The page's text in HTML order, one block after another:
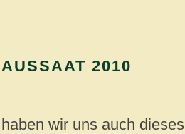
2010
wir uns auch